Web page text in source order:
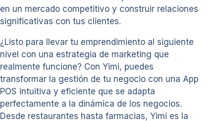
en un mercado competitivo y construir relaciones
significativas con tus clientes.
¿Listo para llevar tu emprendimiento al siguiente
nivel con una estrategia de marketing que
realmente funcione? Con Yimi, puedes
transformar la gestión de tu negocio con una App
POS intuitiva y eficiente que se adapta
perfectamente a la dinámica de los negocios.
Desde restaurantes hasta farmacias, Yimi es la